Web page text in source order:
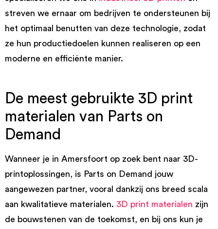
streven we ernaar om bedrijven te ondersteunen bij
het optimaal benutten van deze technologie, zodat
ze hun productiedoelen kunnen realiseren op een
moderne en efficiënte manier.
De meest gebruikte 3D print
materialen van Parts on
Demand
Wanneer je in Amersfoort op zoek bent naar 3D-
printoplossingen, is Parts on Demand jouw
aangewezen partner, vooral dankzij ons breed scala
aan kwalitatieve materialen. 3D print materialen zijn
de bouwstenen van de toekomst, en bij ons kun je